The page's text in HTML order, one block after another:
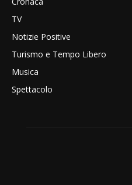
TV
Notizie Positive
Turismo e Tempo Libero
Musica
Spettacolo